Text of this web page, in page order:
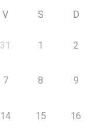
V S D
31 1 2
7 8 9
14 15 16